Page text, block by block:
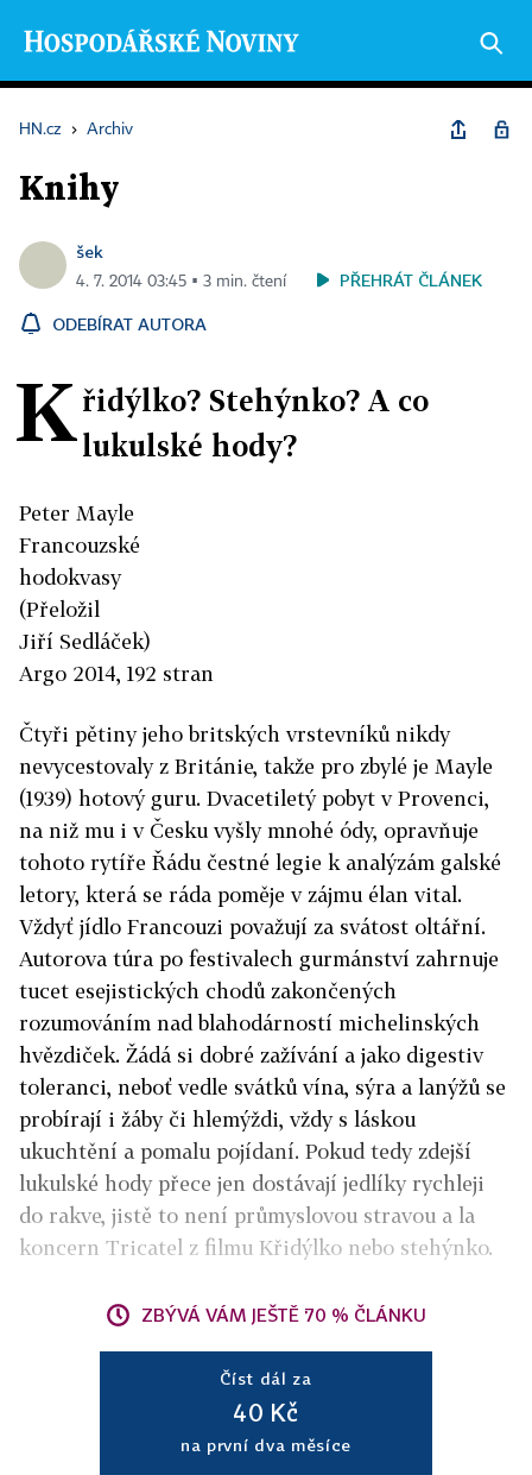
HN.cz › Archiv
Knihy
šek
4. 7. 2014 03:45 ▪ 3 min. čtení PŘEHRÁT ČLÁNEK
ODEBÍRAT AUTORA
K řidýlko? Stehýnko? A co
lukulské hody?
Peter Mayle
Francouzské
hodokvasy
(Přeložil
Jiří Sedláček)
Argo 2014, 192 stran
Čtyři pětiny jeho britských vrstevníků nikdy
nevycestovaly z Británie, takže pro zbylé je Mayle
(1939) hotový guru. Dvacetiletý pobyt v Provenci,
na niž mu i v Česku vyšly mnohé ódy, opravňuje
tohoto rytíře Řádu čestné legie k analýzám galské
letory, která se ráda poměje v zájmu élan vital.
Vždyť jídlo Francouzi považují za svátost oltářní.
Autorova túra po festivalech gurmánství zahrnuje
tucet esejistických chodů zakončených
rozumováním nad blahodárností michelinských
hvězdiček. Žádá si dobré zažívání a jako digestiv
toleranci, neboť vedle svátků vína, sýra a lanýžů se
probírají i žáby či hlemýždi, vždy s láskou
ukuchtění a pomalu pojídaní. Pokud tedy zdejší
lukulské hody přece jen dostávají jedlíky rychleji
do rakve, jistě to není průmyslovou stravou a la
koncern Tricatel z filmu Křidýlko nebo stehýnko.
ZBÝVÁ VÁM JEŠTĚ 70 % ČLÁNKU
Číst dál za
40 Kč
na první dva měsíce